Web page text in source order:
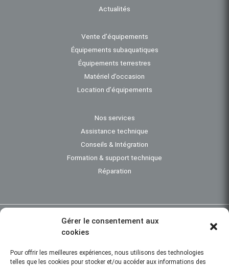
Gérer le consentement aux
cookies
Pour offrir les meilleures expériences, nous utilisons des technologies
telles que les cookies pour stocker et/ou accéder aux informations des
Actualités
Vente d’équipements
Équipements subaquatiques
Équipements terrestres
Matériel d’occasion
Location d’équipements
Nos services
Assistance technique
Conseils & Intégration
Formation & support technique
Réparation
Investigation subaquatique - Bathymétrie - Instrumentation océanographique -
Engins de dragage - Travaux maritimes - Topographie - Positionnement